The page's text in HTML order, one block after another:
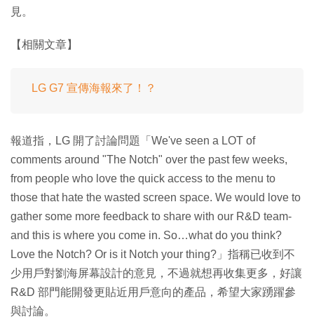
見。
【相關文章】
LG G7 宣傳海報來了！？
報道指，LG 開了討論問題「We've seen a LOT of
comments around "The Notch" over the past few weeks,
from people who love the quick access to the menu to
those that hate the wasted screen space. We would love to
gather some more feedback to share with our R&D team-
and this is where you come in. So…what do you think?
Love the Notch? Or is it Notch your thing?」指稱已收到不
少用戶對劉海屏幕設計的意見，不過就想再收集更多，好讓
R&D 部門能開發更貼近用戶意向的產品，希望大家踴躍參
與討論。